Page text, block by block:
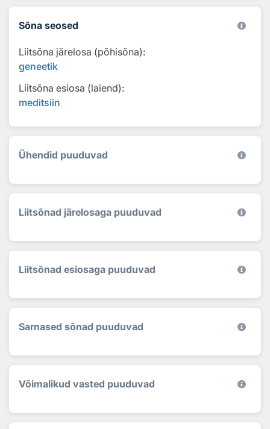
Sõna seosed
Liitsõna järelosa (põhisõna):
geneetik
Liitsõna esiosa (laiend):
meditsiin
Ühendid puuduvad
Liitsõnad järelosaga puuduvad
Liitsõnad esiosaga puuduvad
Sarnased sõnad puuduvad
Võimalikud vasted puuduvad